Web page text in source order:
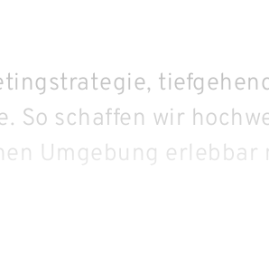
So schaffen wir
Umgebung erlebbar